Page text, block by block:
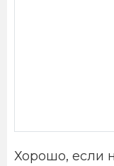
Хорошо, если